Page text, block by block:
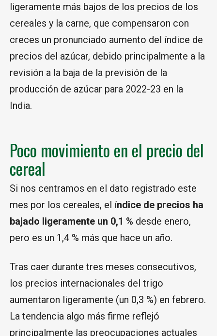
ligeramente más bajos de los precios de los
cereales y la carne, que compensaron con
creces un pronunciado aumento del índice de
precios del azúcar, debido principalmente a la
revisión a la baja de la previsión de la
producción de azúcar para 2022-23 en la
India.
Poco movimiento en el precio del
cereal
Si nos centramos en el dato registrado este
mes por los cereales, el índice de precios ha
bajado ligeramente un 0,1 % desde enero,
pero es un 1,4 % más que hace un año.
Tras caer durante tres meses consecutivos,
los precios internacionales del trigo
aumentaron ligeramente (un 0,3 %) en febrero.
La tendencia algo más firme reflejó
principalmente las preocupaciones actuales